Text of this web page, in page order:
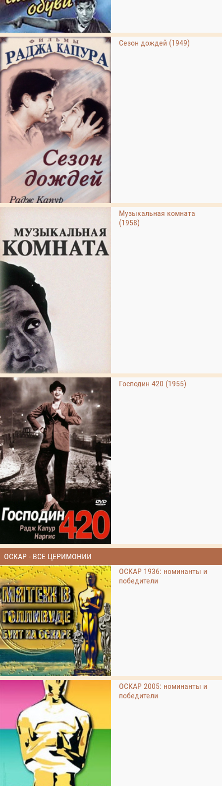
Сезон дождей (1949)
Музыкальная комната
(1958)
Господин 420 (1955)
ОСКАР - ВСЕ ЦЕРИМОНИИ
ОСКАР 1936: номинанты и
победители
ОСКАР 2005: номинанты и
победители